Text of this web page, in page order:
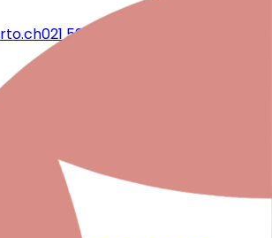
021 525 77 51